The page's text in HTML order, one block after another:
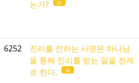
는가? jp
6252
진리를 전하는 사명은 하나님
을 통해 진리를 받는 일을 전제
로 한다.
jp